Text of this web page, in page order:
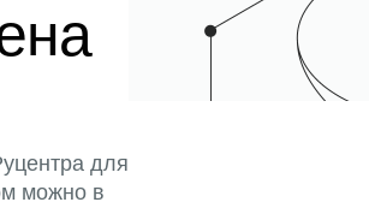
для
можно в